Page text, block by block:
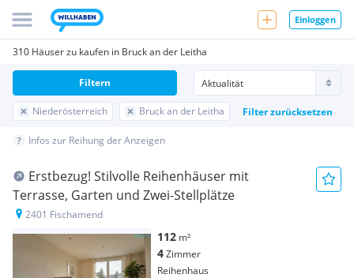
Einloggen
310 Häuser zu kaufen in Bruck an der Leitha
Niederösterreich Bruck an der Leitha Filter zurücksetzen
Filtern
Infos zur Reihung der Anzeigen
Erstbezug! Stilvolle Reihenhäuser mit
Terrasse, Garten und Zwei-Stellplätze
2401 Fischamend
112 m²
4Zimmer
Reihenhaus